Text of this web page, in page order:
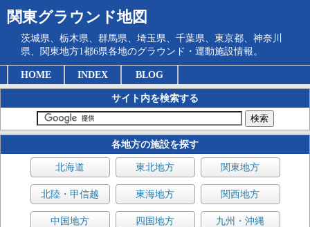
関東グラウンド地図
茨城県、栃木県、群馬県、埼玉県、千葉県、東京都、神奈川
県、関東地方1都6県各地のグラウンド・運動施設情報。
HOME INDEX BLOG
サイト内を検索する
各地方の施設を探す
北海道 東北地方 関東地方
北陸・甲信越 東海地方 関西地方
中国地方 四国地方 九州・沖縄